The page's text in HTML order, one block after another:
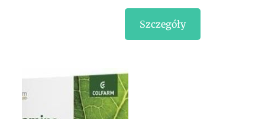
Szczegóły